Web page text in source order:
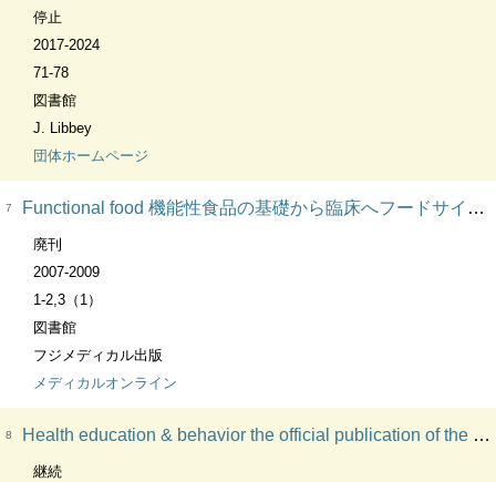
停止
2017-2024
71-78
図書館
J. Libbey
団体ホームページ
7 Functional food 機能性食品の基礎から臨床へフードサイエンスと臨床をつなぐ専門誌
廃刊
2007-2009
1-2,3（1）
図書館
フジメディカル出版
メディカルオンライン
8 Health education & behavior the official publication of the Society for Public Health Education.
継続